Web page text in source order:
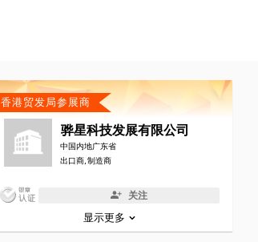
香港贸发局参展商
骅星科技发展有限公司
中国内地广东省
出口商, 制造商
关注
显示更多